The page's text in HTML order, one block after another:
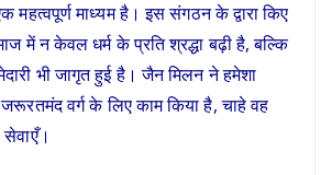
महत्वपूर्ण माध्यम है। इस संगठन के द्वारा किए
में न केवल धर्म के प्रति श्रद्धा बढ़ी है, बल्कि
भी जागृत हुई है। जैन मिलन ने हमेशा
वर्ग के लिए काम किया है, चाहे वह
सेवाएँ।